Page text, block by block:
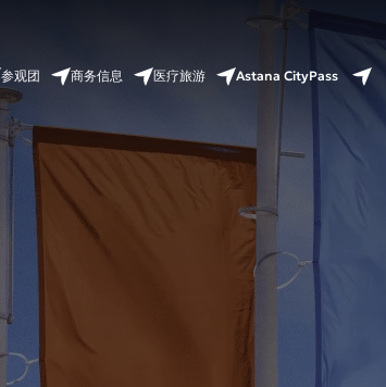
参观团 商务信息 医疗旅游 Astana CityPass